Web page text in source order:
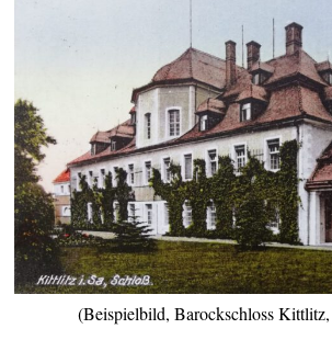
(Beispielbild, Barockschloss